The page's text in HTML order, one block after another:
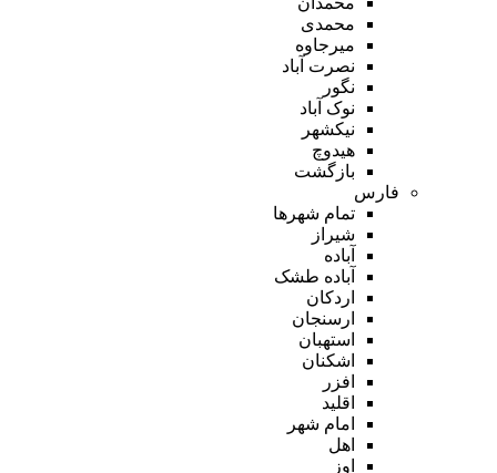
محمدی
میرجاوه
نصرت آباد
نگور
نوک آباد
نیکشهر
هیدوچ
بازگشت
فارس
تمام شهر‌ها
شیراز
آباده
آباده طشک
اردکان
ارسنجان
استهبان
اشکنان
افزر
اقلید
امام شهر
اهل
اوز